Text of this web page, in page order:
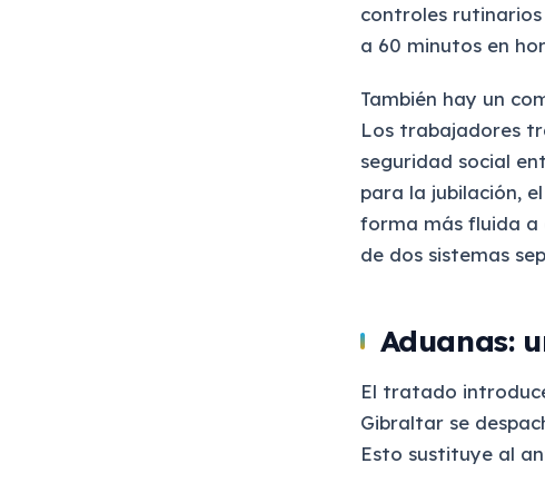
controles
a 60 minutos en
También hay un
Los trabajadores
seguridad social
para la jubilación,
forma más fluida a
de dos sistemas
Aduanas:
El tratado
Gibraltar se
Esto sustituye al